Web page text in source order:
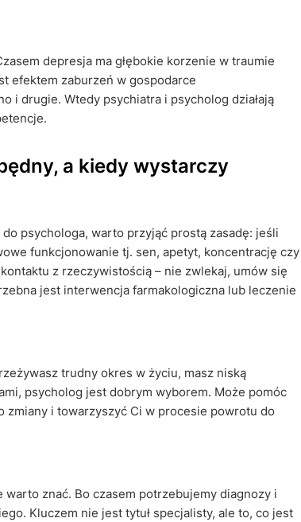
depresja ma głębokie korzenie w traumie
efektem zaburzeń w gospodarce
i drugie. Wtedy psychiatra i psycholog działają
a kiedy wystarczy
psychologa, warto przyjąć prostą zasadę: jeśli
funkcjonowanie tj. sen, apetyt, koncentrację czy
z rzeczywistością – nie zwlekaj, umów się
jest interwencja farmakologiczna lub leczenie
trudny okres w życiu, masz niską
psycholog jest dobrym wyborem. Może pomóc
zmiany i towarzyszyć Ci w procesie powrotu do
znać. Bo czasem potrzebujemy diagnozy i
Kluczem nie jest tytuł specjalisty, ale to, co jest